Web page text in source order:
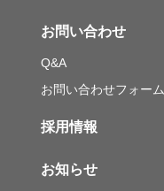
お問い合わせ
Q&A
お問い合わせフォーム
採用情報
お知らせ